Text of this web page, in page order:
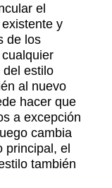
el
y
de los
del estilo
al nuevo
hacer que
a excepción
cambia
principal, el
también